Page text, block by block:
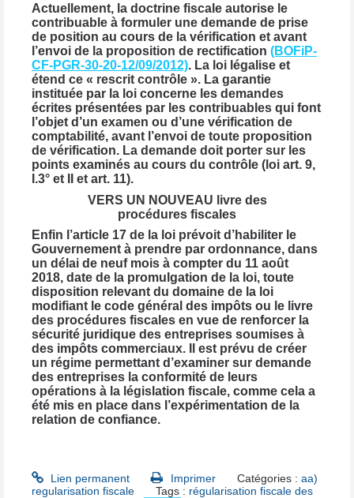
Actuellement, la doctrine fiscale autorise le
contribuable à formuler une demande de prise
de position au cours de la vérification et avant
l’envoi de la proposition de rectification (BOFiP-
CF-PGR-30-20-12/09/2012). La loi légalise et
étend ce « rescrit contrôle ». La garantie
instituée par la loi concerne les demandes
écrites présentées par les contribuables qui font
l’objet d’un examen ou d’une vérification de
comptabilité, avant l’envoi de toute proposition
de vérification. La demande doit porter sur les
points examinés au cours du contrôle (loi art. 9,
I.3° et II et art. 11).
VERS UN NOUVEAU livre des
procédures fiscales
Enfin l’article 17 de la loi prévoit d’habiliter le
Gouvernement à prendre par ordonnance, dans
un délai de neuf mois à compter du 11 août
2018, date de la promulgation de la loi, toute
disposition relevant du domaine de la loi
modifiant le code général des impôts ou le livre
des procédures fiscales en vue de renforcer la
sécurité juridique des entreprises soumises à
des impôts commerciaux. Il est prévu de créer
un régime permettant d’examiner sur demande
des entreprises la conformité de leurs
opérations à la législation fiscale, comme cela a
été mis en place dans l’expérimentation de la
relation de confiance.
Lien permanent Imprimer Catégories : aa)
regularisation fiscale
Tags : régularisation fiscale des